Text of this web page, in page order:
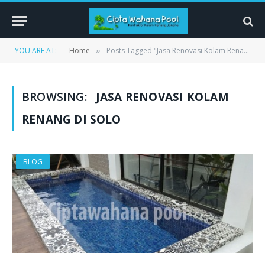
YOU ARE AT: Home » Posts Tagged "Jasa Renovasi Kolam Renang di Solo"
BROWSING:
JASA RENOVASI KOLAM
RENANG DI SOLO
BLOG